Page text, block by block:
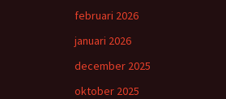
februari 2026
januari 2026
december 2025
oktober 2025